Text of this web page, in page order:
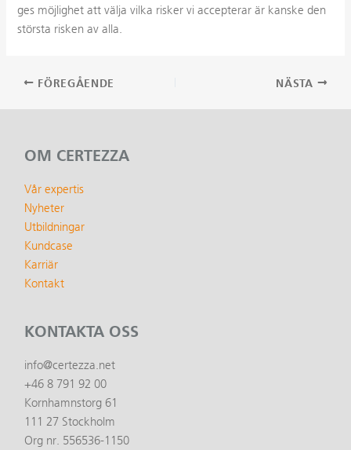
ges möjlighet att välja vilka risker vi accepterar är kanske den
största risken av alla.
Inläggsnavigering
FÖREGÅENDE NÄSTA
OM CERTEZZA
Vår expertis
Nyheter
Utbildningar
Kundcase
Karriär
Kontakt
KONTAKTA OSS
info@certezza.net
+46 8 791 92 00
Kornhamnstorg 61
111 27 Stockholm
Org nr. 556536-1150